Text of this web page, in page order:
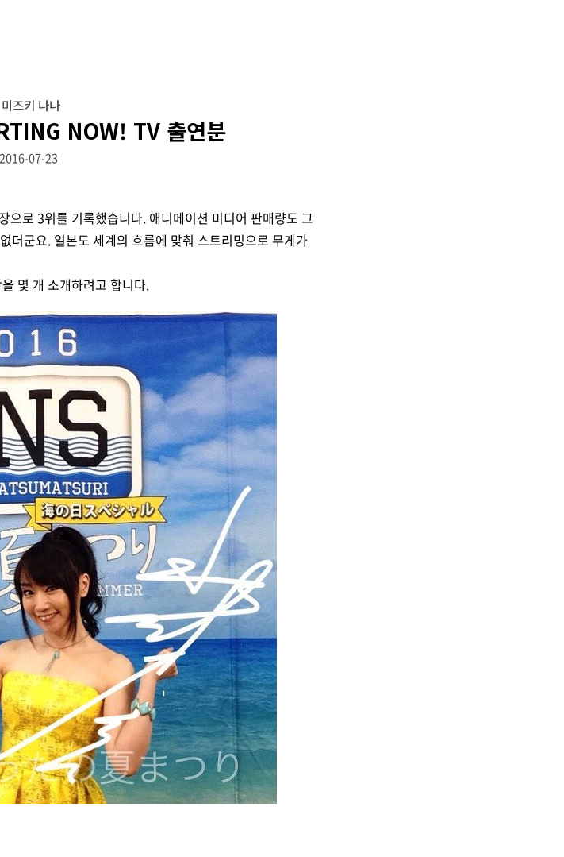
미즈키 나나
NOW! TV 출연분
2016-07-23
로 3위를 기록했습니다. 애니메이션 미디어 판매량도 그
더군요. 일본도 세계의 흐름에 맞춰 스트리밍으로 무게가
몇 개 소개하려고 합니다.